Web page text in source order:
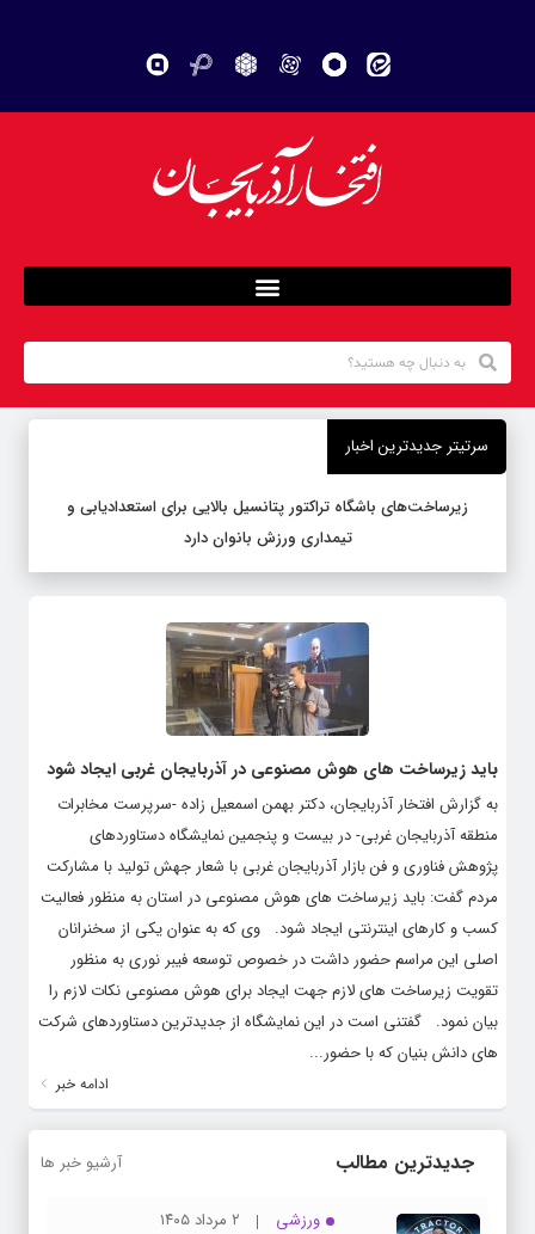
سرتیتر جدیدترین اخبار
زیرساخت‌های باشگاه تراکتور پتانسیل بالایی برای استعدادیابی و
تیمداری ورزش بانوان دارد
باید زیرساخت های هوش مصنوعی در آذربایجان غربی ایجاد شود
به گزارش افتخار آذربایجان، دکتر بهمن اسمعیل زاده -سرپرست مخابرات
منطقه آذربایجان غربی- در بیست و پنجمین نمایشگاه دستاوردهای
پژوهش فناوری و فن بازار آذربایجان غربی با شعار جهش تولید با مشارکت
مردم گفت: باید زیرساخت های هوش مصنوعی در استان به منظور فعالیت
کسب و کارهای اینترنتی ایجاد شود. وی که به عنوان یکی از سخنرانان
اصلی این مراسم حضور داشت در خصوص توسعه فیبر نوری به منظور
تقویت زیرساخت های لازم جهت ایجاد برای هوش مصنوعی نکات لازم را
بیان نمود. گفتنی است در این نمایشگاه از جدیدترین دستاوردهای شرکت
های دانش بنیان که با حضور...
ادامه خبر
جدیدترین مطالب آرشیو خبر ها
ورزشی
۲ مرداد ۱۴۰۵